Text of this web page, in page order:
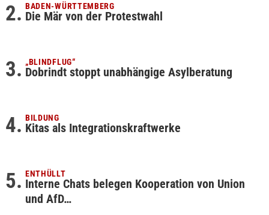
BADEN-WÜRTTEMBERG
Die Mär von der Protestwahl
„BLINDFLUG“
Dobrindt stoppt unabhängige Asylberatung
BILDUNG
Kitas als Integrationskraftwerke
ENTHÜLLT
Interne Chats belegen Kooperation von Union
und AfD…